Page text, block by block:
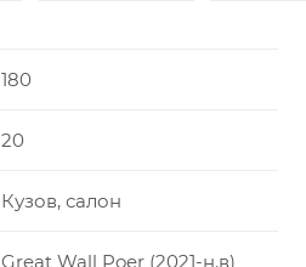
180
20
Кузов, салон
Great Wall Poer (2021-н.в)